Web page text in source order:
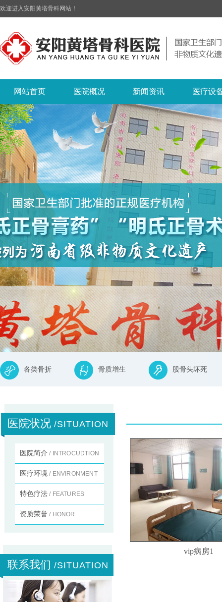
欢迎进入安阳黄塔骨科网站！
网站首页 医院概况 新闻资讯 医疗设
各类骨折 骨质增生 股骨头坏死
医院状况 /SITUATION
医院简介 / INTROCUDTION
医疗环境 / ENVIRONMENT
特色疗法 / FEATURES
资质荣誉 / HONOR
联系我们 /SITUATION
vip病房1